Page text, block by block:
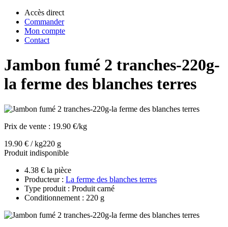
Accès direct
Commander
Mon compte
Contact
Jambon fumé 2 tranches-220g-
la ferme des blanches terres
Prix de vente : 19.90 €/kg
19.90 € / kg220 g
Produit indisponible
4.38 € la pièce
Producteur : La ferme des blanches terres
Type produit : Produit carné
Conditionnement : 220 g